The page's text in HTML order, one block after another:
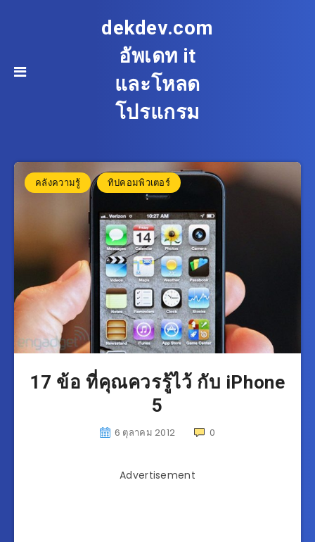
dekdev.com
อัพเดท it
และโหลด
โปรแกรม
คลังความรู้ ทิปคอมพิวเตอร์
17 ข้อ ที่คุณควรรู้ไว้ กับ iPhone
5
6 ตุลาคม 2012 0
Advertisement